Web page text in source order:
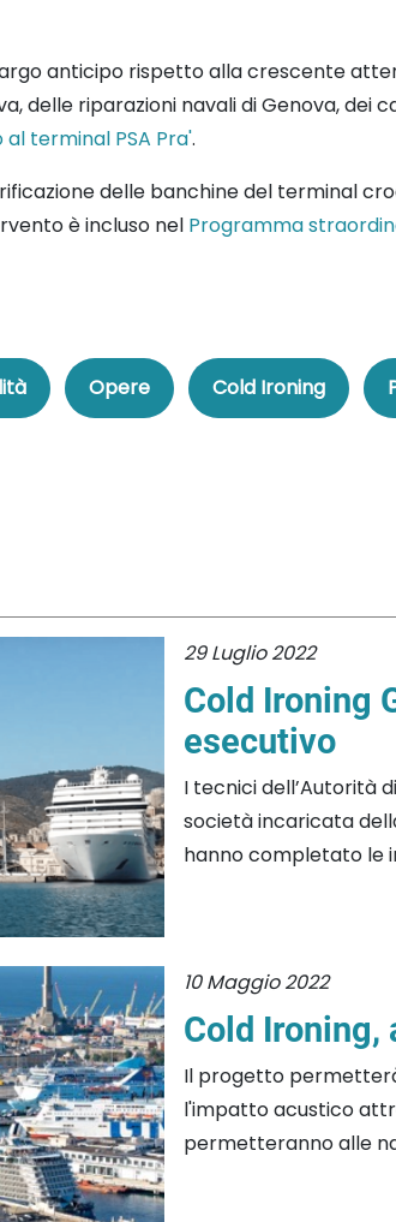
anticipo rispetto alla crescente
delle riparazioni navali di Genova, dei
terminal PSA Pra'.
delle banchine del terminal
è incluso nel Programma
Opere Cold Ironing
29 Luglio 2022
Cold Ironing
esecutivo
I tecnici dell’Autorità
società incaricata
hanno completato le
10 Maggio 2022
Cold Ironing,
Il progetto
l'impatto acustico
permetteranno alle